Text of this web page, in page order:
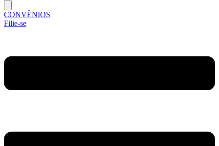
CONVÊNIOS
Filie-se